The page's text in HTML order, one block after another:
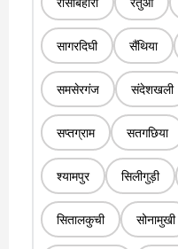
सागरदिघी सैंथिया
समसेरगंज संदेशखली
सप्तग्राम सतगछिया
श्यामपुर सिलीगुड़ी
सितालकुची सोनामुखी